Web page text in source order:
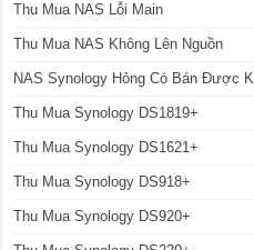
Thu Mua NAS Lỗi Main
Thu Mua NAS Không Lên Nguồn
NAS Synology Hỏng Có Bán Được
Thu Mua Synology DS1819+
Thu Mua Synology DS1621+
Thu Mua Synology DS918+
Thu Mua Synology DS920+